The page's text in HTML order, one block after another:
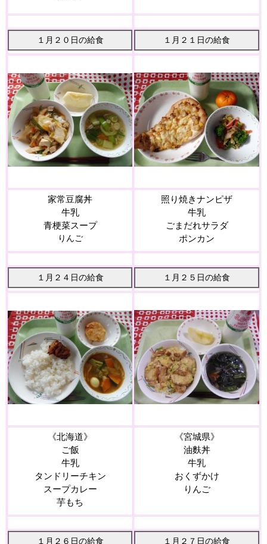
１月２０日の給食 １月２１日の給食
家常豆腐丼
牛乳
青梗菜スープ
りんご
照り焼きナンピザ
牛乳
ごまだれサラダ
ポンカン
１月２４日の給食 １月２５日の給食
《北海道》
ご飯
牛乳
タンドリーチキン
スープカレー
芋もち
《宮城県》
油麩丼
牛乳
おくずかけ
りんご
１月２６日の給食 １月２７日の給食